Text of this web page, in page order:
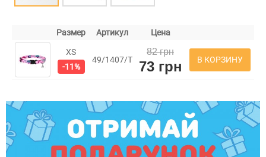
Размер Артикул Цена
XS
-11%
49/1407/Т
82 грн
73 грн В КОРЗИНУ